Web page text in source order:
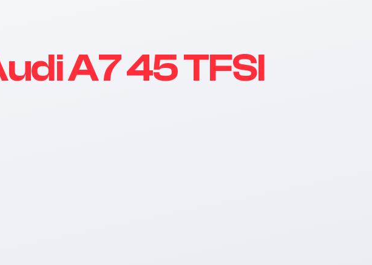
A7 45 TFSI